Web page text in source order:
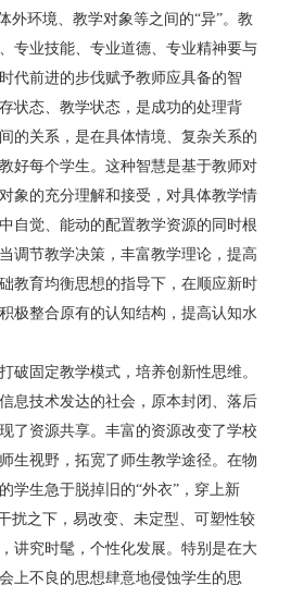
环境、教学对象等之间的“异”。教
专业技能、专业道德、专业精神要与
代前进的步伐赋予教师应具备的智
状态、教学状态，是成功的处理背
的关系，是在具体情境、复杂关系的
好每个学生。这种智慧是基于教师对
象的充分理解和接受，对具体教学情
自觉、能动的配置教学资源的同时根
调节教学决策，丰富教学理论，提高
教育均衡思想的指导下，在顺应新时
极整合原有的认知结构，提高认知水
固定教学模式，培养创新性思维。
息技术发达的社会，原本封闭、落后
了资源共享。丰富的资源改变了学校
生视野，拓宽了师生教学途径。在物
学生急于脱掉旧的“外衣”，穿上新
扰之下，易改变、未定型、可塑性较
讲究时髦，个性化发展。特别是在大
上不良的思想肆意地侵蚀学生的思